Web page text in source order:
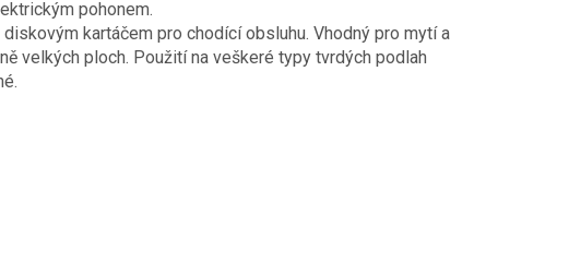
pohonem.
kartáčem pro chodící obsluhu. Vhodný pro mytí a
velkých ploch. Použití na veškeré typy tvrdých podlah